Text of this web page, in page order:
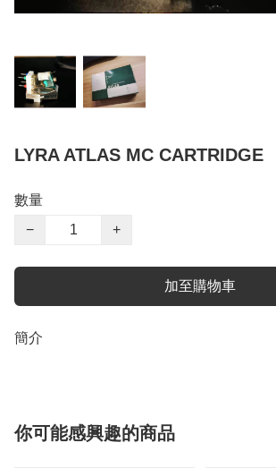
LYRA ATLAS MC CARTRIDGE
數量
−
+
加至購物車
簡介
你可能感興趣的商品